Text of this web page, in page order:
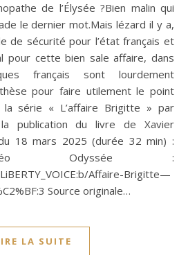
de l’Élysée ?Bien malin qui
le dernier mot.Mais lézard il y a,
de sécurité pour l’état français et
pour cette bien sale affaire, dans
français sont lourdement
pour faire utilement le point
série « L’affaire Brigitte » par
publication du livre de Xavier
18 mars 2025 (durée 32 min) :
Odyssée :
Affaire-Brigitte—
Source originale…
LA SUITE